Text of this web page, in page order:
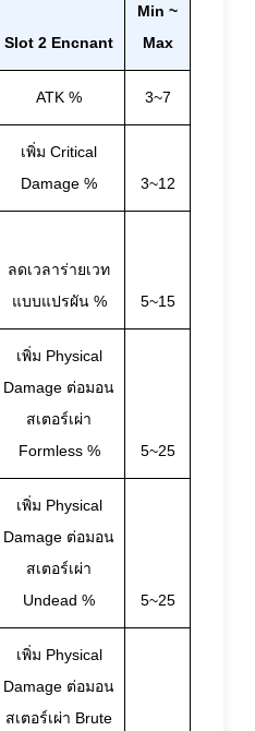
Slot 2 Encnant
Min ~
Max
ATK % 3~7
เพิ่ม Critical
Damage %
3~12
ลดเวลาร่ายเวท
แบบแปรผัน %
5~15
เพิ่ม Physical
Damage ต่อมอน
สเตอร์เผ่า
Formless %
5~25
เพิ่ม Physical
Damage ต่อมอน
สเตอร์เผ่า
Undead %
5~25
เพิ่ม Physical
Damage ต่อมอน
สเตอร์เผ่า Brute